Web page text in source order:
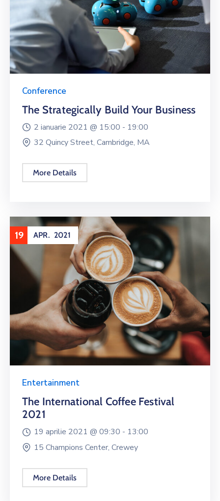
Conference
The Strategically Build Your Business
2 ianuarie 2021 @ 15:00 - 19:00
32 Quincy Street, Cambridge, MA
More Details
19 APR. 2021
Entertainment
The International Coffee Festival
2021
19 aprilie 2021 @ 09:30 - 13:00
15 Champions Center, Crewey
More Details